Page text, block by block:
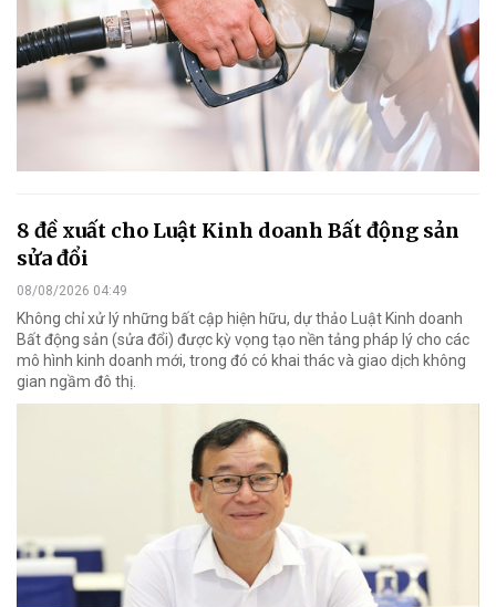
8 đề xuất cho Luật Kinh doanh Bất động sản
sửa đổi
08/08/2026 04:49
Không chỉ xử lý những bất cập hiện hữu, dự thảo Luật Kinh doanh
Bất động sản (sửa đổi) được kỳ vọng tạo nền tảng pháp lý cho các
mô hình kinh doanh mới, trong đó có khai thác và giao dịch không
gian ngầm đô thị.